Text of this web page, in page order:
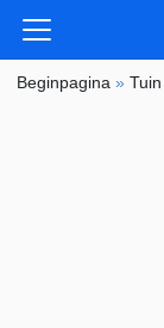
Beginpagina »